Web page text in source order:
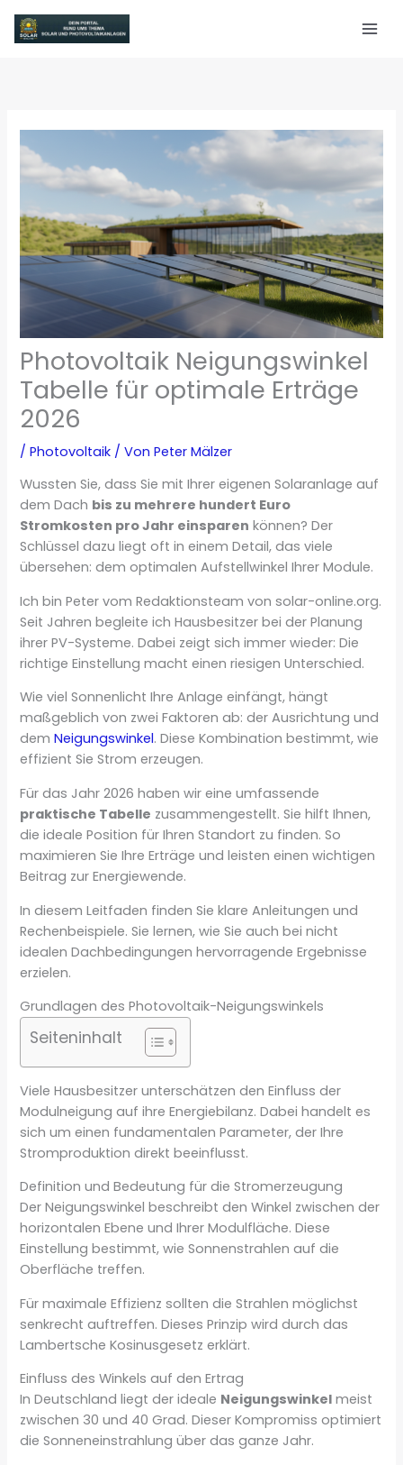
Inhalt
Photovoltaik Neigungswinkel
Tabelle für optimale Erträge
2026
/Photovoltaik / VonPeter Mälzer
Wussten Sie, dass Sie mit Ihrer eigenen Solaranlage auf
dem Dach bis zu mehrere hundert Euro
Stromkosten pro Jahr einsparen können? Der
Schlüssel dazu liegt oft in einem Detail, das viele
übersehen: dem optimalen Aufstellwinkel Ihrer Module.
Ich bin Peter vom Redaktionsteam von solar-online.org.
Seit Jahren begleite ich Hausbesitzer bei der Planung
ihrer PV-Systeme. Dabei zeigt sich immer wieder: Die
richtige Einstellung macht einen riesigen Unterschied.
Wie viel Sonnenlicht Ihre Anlage einfängt, hängt
maßgeblich von zwei Faktoren ab: der Ausrichtung und
demNeigungswinkel. Diese Kombination bestimmt, wie
effizient Sie Strom erzeugen.
Für das Jahr 2026 haben wir eine umfassende
praktische Tabelle zusammengestellt. Sie hilft Ihnen,
die ideale Position für Ihren Standort zu finden. So
maximieren Sie Ihre Erträge und leisten einen wichtigen
Beitrag zur Energiewende.
In diesem Leitfaden finden Sie klare Anleitungen und
Rechenbeispiele. Sie lernen, wie Sie auch bei nicht
idealen Dachbedingungen hervorragende Ergebnisse
erzielen.
Grundlagen des Photovoltaik-Neigungswinkels
Seiteninhalt
Viele Hausbesitzer unterschätzen den Einfluss der
Modulneigung auf ihre Energiebilanz. Dabei handelt es
sich um einen fundamentalen Parameter, der Ihre
Stromproduktion direkt beeinflusst.
Definition und Bedeutung für die Stromerzeugung
Der Neigungswinkel beschreibt den Winkel zwischen der
horizontalen Ebene und Ihrer Modulfläche. Diese
Einstellung bestimmt, wie Sonnenstrahlen auf die
Oberfläche treffen.
Für maximale Effizienz sollten die Strahlen möglichst
senkrecht auftreffen. Dieses Prinzip wird durch das
Lambertsche Kosinusgesetz erklärt.
Einfluss des Winkels auf den Ertrag
In Deutschland liegt der ideale Neigungswinkel meist
zwischen 30 und 40 Grad. Dieser Kompromiss optimiert
die Sonneneinstrahlung über das ganze Jahr.